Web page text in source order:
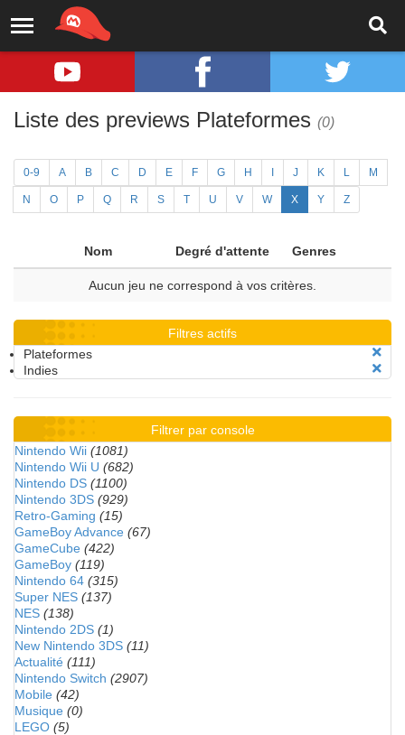
Liste des previews Plateformes (0)
0-9 A B C D E F G H J K L M
N O P Q R S T U V W X Y Z
Nom Degré d'attente Genres
Aucun jeu ne correspond à vos critères.
Filtres actifs
Plateformes
Indies
Filtrer par console
Nintendo Wii (1081)
Nintendo Wii U (682)
Nintendo DS (1100)
Nintendo 3DS (929)
Retro-Gaming (15)
GameBoy Advance (67)
GameCube (422)
GameBoy (119)
Nintendo 64 (315)
Super NES (137)
NES (138)
Nintendo 2DS (1)
New Nintendo 3DS (11)
Actualité (111)
Nintendo Switch (2907)
Mobile (42)
Musique (0)
LEGO (5)